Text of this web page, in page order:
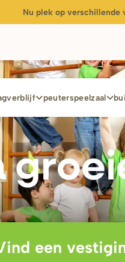
Nu plek op verschillende
peuterspeelzaal
gr
een